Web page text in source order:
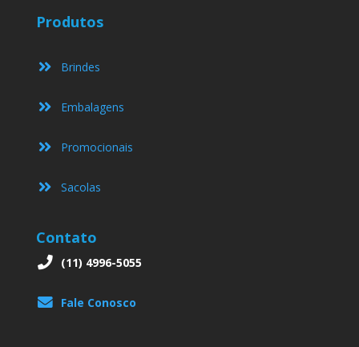
Produtos
Brindes
Embalagens
Promocionais
Sacolas
Contato
(11) 4996-5055
Fale Conosco